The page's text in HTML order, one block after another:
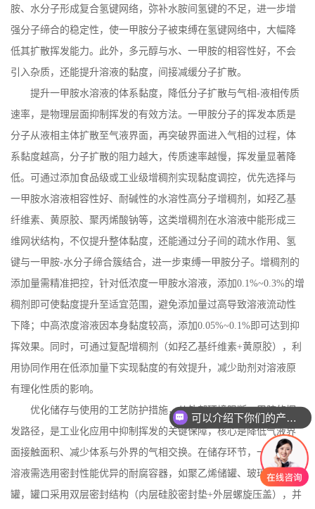
胺、水分子形成复合氢键网络，弥补水胺间氢键的不足，进一步增
强分子缔合的稳定性，使一甲胺分子被束缚在氢键网络中，大幅降
低其扩散挥发能力。此外，多元醇与水、一甲胺的相容性好，不会
引入杂质，还能提升溶液的黏度，间接减缓分子扩散。
提升一甲胺水溶液的体系黏度，降低分子扩散与气相-液相传质
速率，是物理层面抑制挥发的有效方法。一甲胺分子的挥发本质是
分子从液相主体扩散至气液界面，再突破界面进入气相的过程，体
系黏度越高，分子扩散的阻力越大，传质速率越慢，挥发量显著降
低。可通过添加食品级或工业级增稠剂实现黏度调控，优先选择与
一甲胺水溶液相容性好、耐碱性的水溶性高分子增稠剂，如羟乙基
纤维素、黄原胶、聚丙烯酸钠等，这类增稠剂在水溶液中能形成三
维网状结构，不仅提升整体黏度，还能通过分子间的疏水作用、氢
键与一甲胺-水分子缔合簇结合，进一步束缚一甲胺分子。增稠剂的
添加量需精准把控，针对低浓度一甲胺水溶液，添加0.1%~0.3%的增
稠剂即可使黏度提升至适宜范围，避免添加量过高导致溶液流动性
下降；中高浓度溶液因本身黏度较高，添加0.05%~0.1%即可达到抑
挥效果。同时，可通过复配增稠剂（如羟乙基纤维素+黄原胶），利
用协同作用在低添加量下实现黏度的有效提升，减少助剂对溶液原
有理化性质的影响。
优化储存与使用的工艺防护措施，从外部环境阻断一甲胺的挥
发路径，是工业化应用中抑制挥发的关键保障，核心是降低气液界
面接触面积、减少体系与外界的气相交换。在储存环节，一甲胺水
溶液需选用密封性能优异的耐腐容器，如聚乙烯储罐、玻璃钢储
罐，罐口采用双层密封结构（内层硅胶密封垫+外层螺旋压盖），并